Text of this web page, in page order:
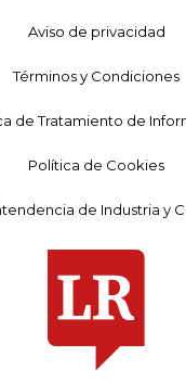
Aviso de privacidad
Términos y Condiciones
de Tratamiento de
Política de Cookies
de Industria y